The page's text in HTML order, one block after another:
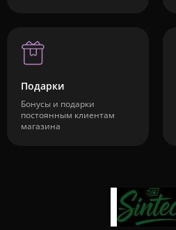
Подарки
Бонусы и подарки
постоянным клиентам
магазина